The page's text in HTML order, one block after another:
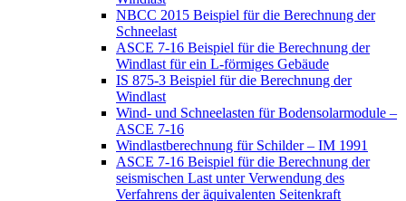
NBCC 2015 Beispiel für die Berechnung der
Schneelast
ASCE 7-16 Beispiel für die Berechnung der
Windlast für ein L-förmiges Gebäude
IS 875-3 Beispiel für die Berechnung der
Windlast
Wind- und Schneelasten für Bodensolarmodule –
ASCE 7-16
Windlastberechnung für Schilder – IM 1991
ASCE 7-16 Beispiel für die Berechnung der
seismischen Last unter Verwendung des
Verfahrens der äquivalenten Seitenkraft